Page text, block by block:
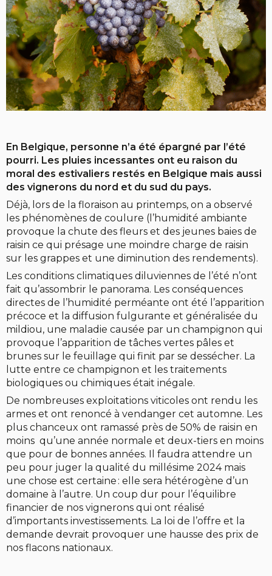
En Belgique, personne n’a été épargné par l’été
pourri. Les pluies incessantes ont eu raison du
moral des estivaliers restés en Belgique mais aussi
des vignerons du nord et du sud du pays.
Déjà, lors de la floraison au printemps, on a observé
les phénomènes de coulure (l’humidité ambiante
provoque la chute des fleurs et des jeunes baies de
raisin ce qui présage une moindre charge de raisin
sur les grappes et une diminution des rendements).
Les conditions climatiques diluviennes de l’été n’ont
fait qu’assombrir le panorama. Les conséquences
directes de l’humidité perméante ont été l’apparition
précoce et la diffusion fulgurante et généralisée du
mildiou, une maladie causée par un champignon qui
provoque l’apparition de tâches vertes pâles et
brunes sur le feuillage qui finit par se dessécher. La
lutte entre ce champignon et les traitements
biologiques ou chimiques était inégale.
De nombreuses exploitations viticoles ont rendu les
armes et ont renoncé à vendanger cet automne. Les
plus chanceux ont ramassé près de 50% de raisin en
moins qu’une année normale et deux-tiers en moins
que pour de bonnes années. Il faudra attendre un
peu pour juger la qualité du millésime 2024 mais
une chose est certaine : elle sera hétérogène d’un
domaine à l’autre. Un coup dur pour l’équilibre
financier de nos vignerons qui ont réalisé
d’importants investissements. La loi de l’offre et la
demande devrait provoquer une hausse des prix de
nos flacons nationaux.